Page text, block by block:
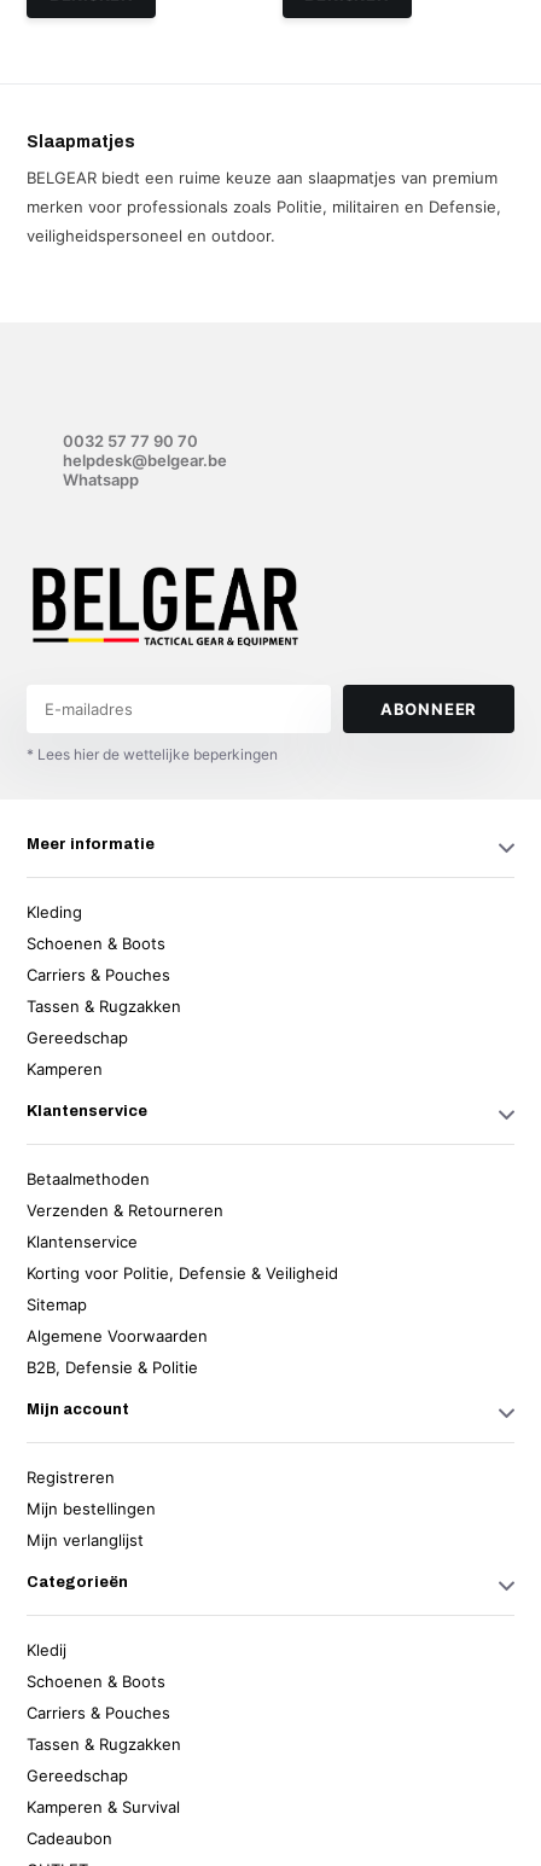
Slaapmatjes
BELGEAR biedt een ruime keuze aan slaapmatjes van premium
merken voor professionals zoals Politie, militairen en Defensie,
veiligheidspersoneel en outdoor.
0032 57 77 90 70
helpdesk@belgear.be
Whatsapp
ABONNEER
* Lees hier de wettelijke beperkingen
Meer informatie
Kleding
Schoenen & Boots
Carriers & Pouches
Tassen & Rugzakken
Gereedschap
Kamperen
Klantenservice
Betaalmethoden
Verzenden & Retourneren
Klantenservice
Korting voor Politie, Defensie & Veiligheid
Sitemap
Algemene Voorwaarden
B2B, Defensie & Politie
Mijn account
Registreren
Mijn bestellingen
Mijn verlanglijst
Categorieën
Kledij
Schoenen & Boots
Carriers & Pouches
Tassen & Rugzakken
Gereedschap
Kamperen & Survival
Cadeaubon